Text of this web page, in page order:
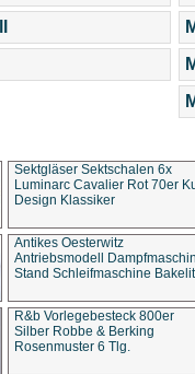
Sektgläser Sektschalen 6x
Luminarc Cavalier Rot 70er
Design Klassiker
Antikes Oesterwitz
Antriebsmodell
Stand Schleifmaschine Bakelit
R&b Vorlegebesteck 800er
Silber Robbe & Berking
Rosenmuster 6 Tlg.